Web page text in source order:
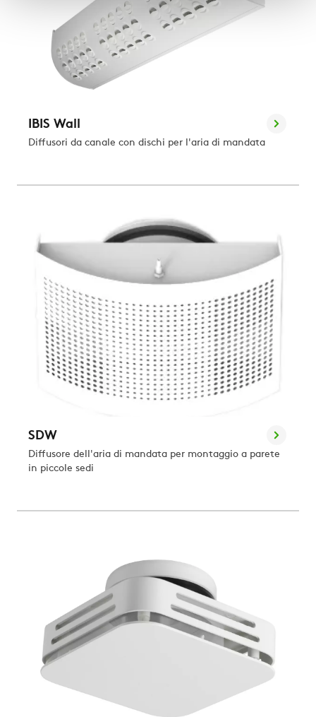
IBIS Wall
Diffusori da canale con dischi per l'aria di mandata
SDW
Diffusore dell'aria di mandata per montaggio a parete
in piccole sedi